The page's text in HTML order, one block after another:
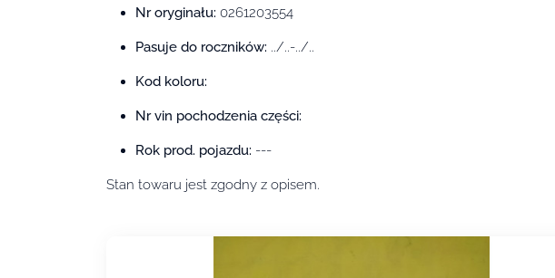
Nr oryginału: 0261203554
Pasuje do roczników: ../..-../..
Kod koloru:
Nr vin pochodzenia części:
Rok prod. pojazdu: ---
Stan towaru jest zgodny z opisem.